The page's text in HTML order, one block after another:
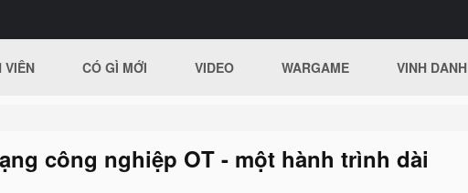
VIÊN CÓ GÌ MỚI VIDEO WARGAME VINH DANH
công nghiệp OT - một hành trình dài